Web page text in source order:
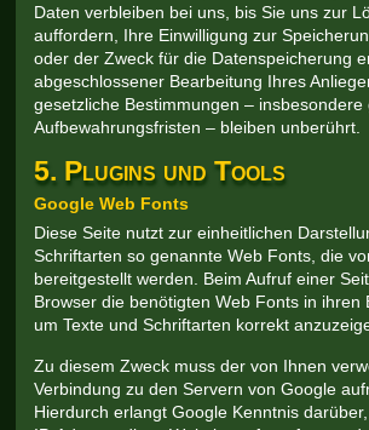
Daten verbleiben bei uns, bis Sie uns zur
auffordern, Ihre Einwilligung zur
oder der Zweck für die Datenspeicherung
abgeschlossener Bearbeitung Ihres
gesetzliche Bestimmungen – insbesondere
Aufbewahrungsfristen – bleiben unberührt.
5. Plugins und Tools
Google Web Fonts
Diese Seite nutzt zur einheitlichen
Schriftarten so genannte Web Fonts, die
bereitgestellt werden. Beim Aufruf einer
Browser die benötigten Web Fonts in ihren
um Texte und Schriftarten korrekt
Zu diesem Zweck muss der von Ihnen
Verbindung zu den Servern von Google
Hierdurch erlangt Google Kenntnis